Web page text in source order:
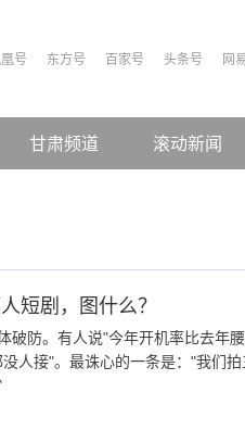
号 东方号 百家号 头条号 网
甘肃频道 滚动新闻
短剧，图什么？
破防。有人说"今年开机率比去年
人接"。最诛心的一条是："我们